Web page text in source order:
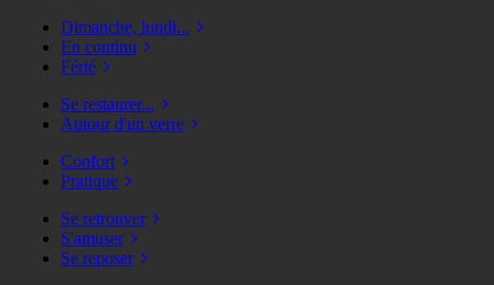
Dimanche, lundi...
En continu
Férié
Se restaurer...
Autour d'un verre
Confort
Pratique
Se retrouver
S'amuser
Se reposer